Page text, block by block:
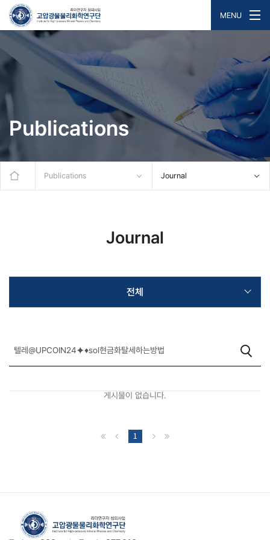
MENU
Publications
Publications Journal
Journal
전체
게시물이 없습니다.
1